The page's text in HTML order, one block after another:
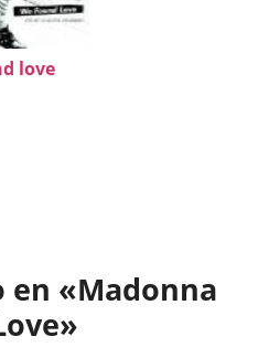
love
en «Madonna